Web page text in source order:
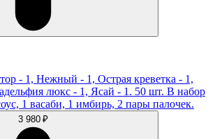
- 1, Нежный - 1, Острая креветка - 1,
люкс - 1, Ясай - 1. 50 шт. В набор
1 васаби, 1 имбирь, 2 пары палочек.
3 980 ₽